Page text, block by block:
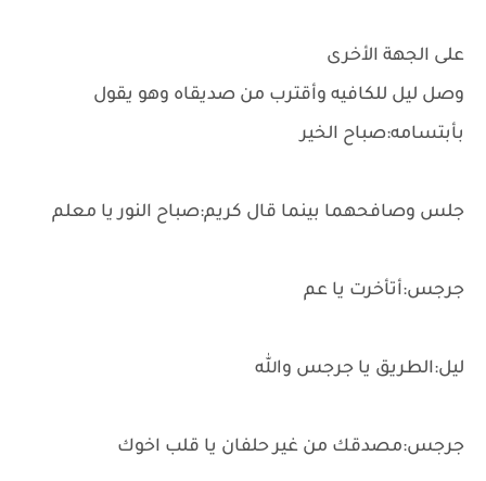
على الجهة الأخرى
وصل ليل للكافيه وأقترب من صديقاه وهو يقول
بأبتسامه:صباح الخير
جلس وصافحهما بينما قال كريم:صباح النور يا معلم
جرجس:أتأخرت يا عم
ليل:الطريق يا جرجس والله
جرجس:مصدقك من غير حلفان يا قلب اخوك